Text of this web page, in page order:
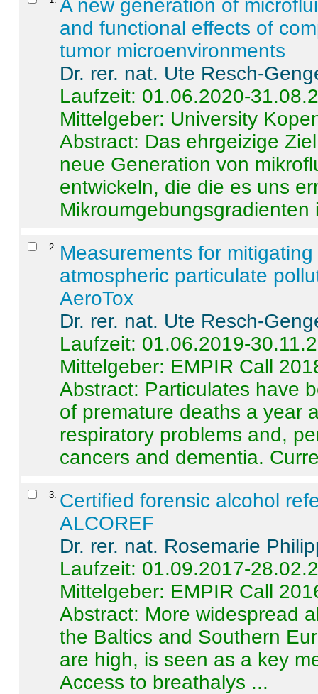
A new generation of
and functional effects of
tumor microenvironments
Dr. rer. nat. Ute Resch-
Laufzeit: 01.06.2020-
Mittelgeber: University
Abstract: Das ehrgeizige
neue Generation von
entwickeln, die die es uns
Mikroumgebungsgradienten
2
Measurements for
atmospheric particulate
AeroTox
Dr. rer. nat. Ute Resch-
Laufzeit: 01.06.2019-
Mittelgeber: EMPIR Call
Abstract: Particulates have
of premature deaths a year
respiratory problems and,
cancers and dementia.
3 Certified forensic alcohol
ALCOREF
Dr. rer. nat. Rosemarie
Laufzeit: 01.09.2017-
Mittelgeber: EMPIR Call
Abstract: More widespread
the Baltics and Southern
are high, is seen as a key
Access to breathalys ...